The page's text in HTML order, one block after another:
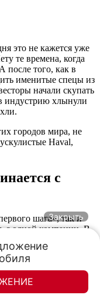
это не кажется уже
те времена, когда
после того, как в
именитые спецы из
начали скупать
индустрию хлынули
городов мира, не
Haval,
с
шага», так и
с одной компании. В
первопроходцем.
Jiefang CA-30,
ЗИЛ-157.
и уже скоро тысячи
Закрыть